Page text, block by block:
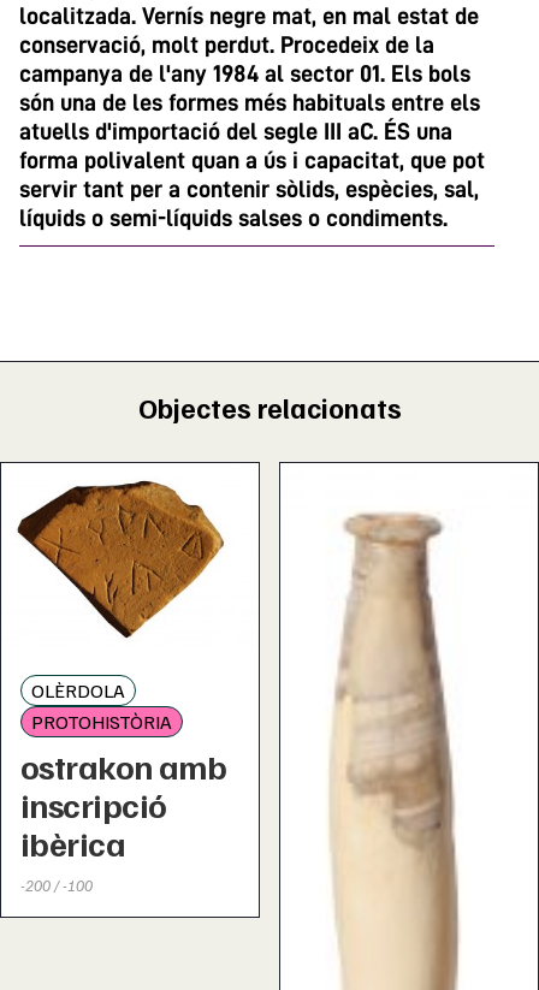
localitzada. Vernís negre mat, en mal estat de
conservació, molt perdut. Procedeix de la
campanya de l'any 1984 al sector 01. Els bols
són una de les formes més habituals entre els
atuells d'importació del segle III aC. ÉS una
forma polivalent quan a ús i capacitat, que pot
servir tant per a contenir sòlids, espècies, sal,
líquids o semi-líquids salses o condiments.
Objectes relacionats
OLÈRDOLA
PROTOHISTÒRIA
ostrakon amb
inscripció
ibèrica
-200 / -100